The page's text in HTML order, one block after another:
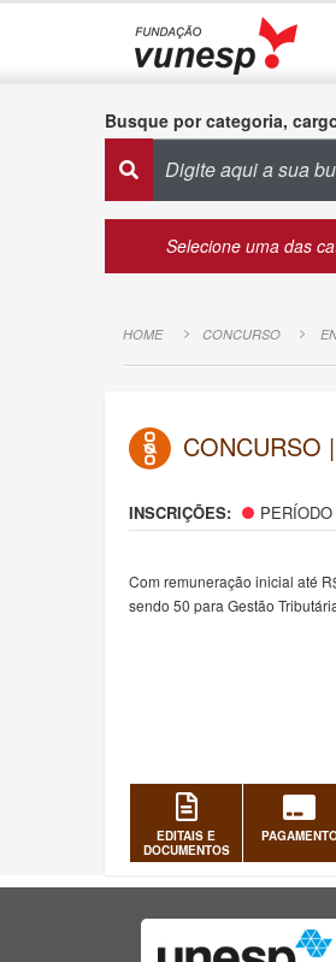
Busque por categoria,
Selecione uma das
HOME CONCURSO
CONCURSO |
INSCRIÇÕES:
Com remuneração inicial até
sendo 50 para Gestão
EDITAIS E
DOCUMENTOS